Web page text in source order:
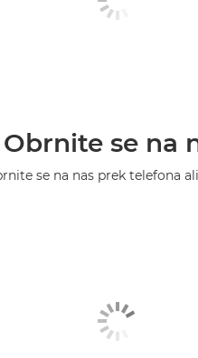
Obrnite se na
se na nas prek telefona